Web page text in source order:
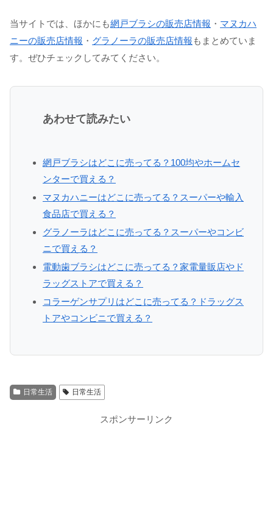
当サイトでは、ほかにも網戸ブラシの販売店情報 ・ マヌカハ
ニーの販売店情報 ・ グラノーラの販売店情報 もまとめていま
す。ぜひチェックしてみてください。
あわせて読みたい
網戸ブラシはどこに売ってる？100均やホームセ
ンターで買える？
マヌカハニーはどこに売ってる？スーパーや輸入
食品店で買える？
グラノーラはどこに売ってる？スーパーやコンビ
ニで買える？
電動歯ブラシはどこに売ってる？家電量販店やド
ラッグストアで買える？
コラーゲンサプリはどこに売ってる？ドラッグス
トアやコンビニで買える？
日常生活 日常生活
スポンサーリンク